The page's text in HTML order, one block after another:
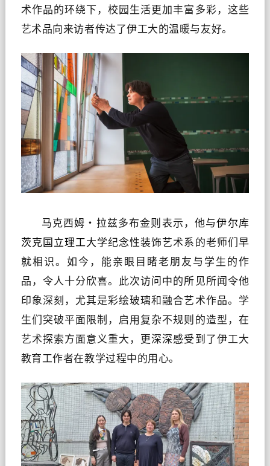
术作品的环绕下，校园生活更加丰富多彩，这些
艺术品向来访者传达了伊工大的温暖与友好。
马克西姆・拉兹多布金则表示，他与伊尔库
茨克国立理工大学纪念性装饰艺术系的老师们早
就相识。如今，能亲眼目睹老朋友与学生的作
品，令人十分欣喜。此次访问中的所见所闻令他
印象深刻，尤其是彩绘玻璃和融合艺术作品。学
生们突破平面限制，启用复杂不规则的造型，在
艺术探索方面意义重大，更深深感受到了伊工大
教育工作者在教学过程中的用心。